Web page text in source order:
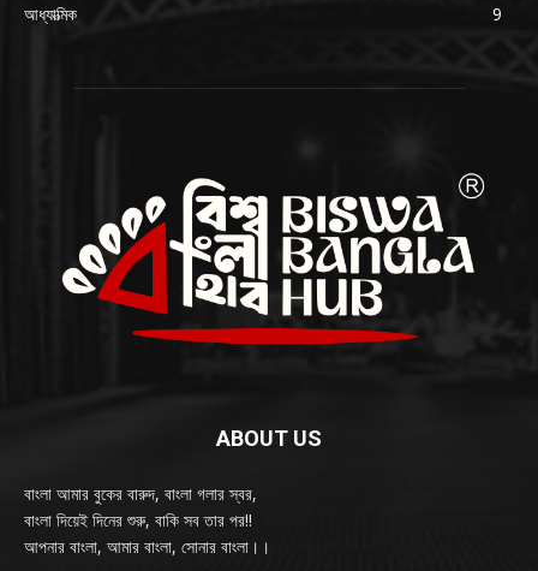
আধ্যাত্মিক
9
ABOUT US
বাংলা আমার বুকের বারুদ, বাংলা গলার স্বর,
বাংলা দিয়েই দিনের শুরু, বাকি সব তার পর!!
আপনার বাংলা, আমার বাংলা, সোনার বাংলা।।